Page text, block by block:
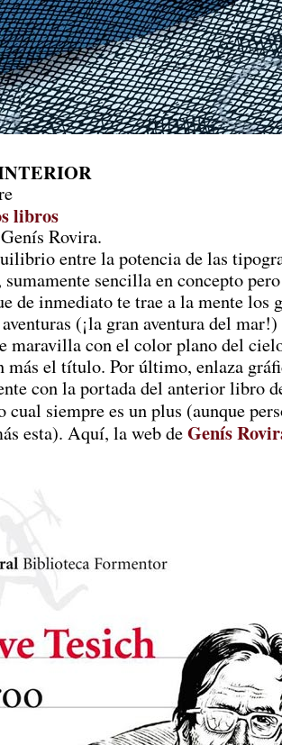
libros
Rovira.
entre la potencia de las
sencilla en concepto
de inmediato te trae a la mente los
(¡la gran aventura del mar!)
maravilla con el color plano del
más el título. Por último, enlaza
con la portada del anterior libro
cual siempre es un plus (aunque
esta). Aquí, la web deGenís